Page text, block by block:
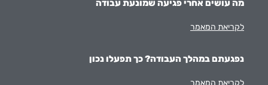
מה עושים אחרי פגיעה שמונעת עבודה
לקריאת המאמר
נפגעתם במהלך העבודה? כך תפעלו נכון
לקריאת המאמר